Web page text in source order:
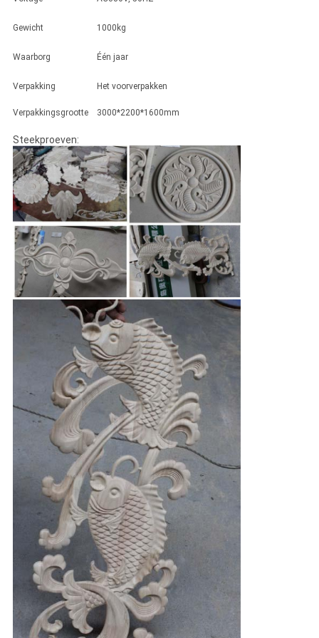
Gewicht 1000kg
Waarborg Één jaar
Verpakking Het voorverpakken
Verpakkingsgrootte 3000*2200*1600mm
Steekproeven: